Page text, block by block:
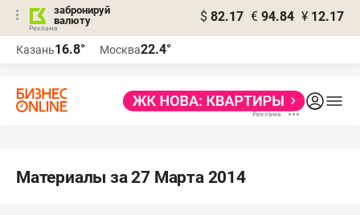
забронируй
валюту
$ 82.17 € 94.84 ¥ 12.17
Казань16.8° Москва22.4°
Материалы за 27 Марта 2014